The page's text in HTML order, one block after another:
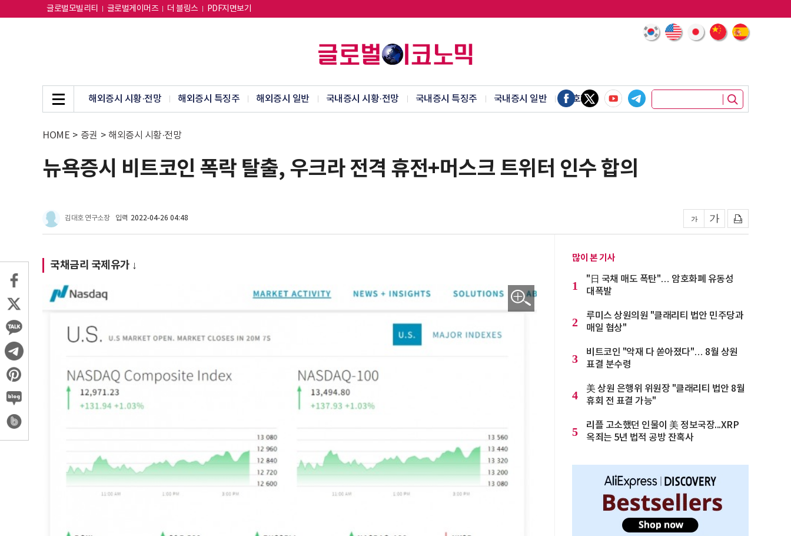
글로벌모빌리티 글로벌게이머즈 더 블링스 PDF지면보기
해외증시 시황·전망 해외증시 특징주 해외증시 일반 국내증시 시황·전망 국내증시 특징주 국내증시 일반 암호화폐
HOME > 증권 > 해외증시 시황·전망
뉴욕증시 비트코인 폭락 탈출, 우크라 전격 휴전+머스크 트위터 인수 합의
김대호 연구소장 입력 2022-04-26 04:48
국채금리 국제유가 ↓
많이 본 기사
1
"日 국채 매도 폭탄"… 암호화폐 유동성
대폭발
2
루미스 상원의원 "클래리티 법안 민주당과
매일 협상"
3
비트코인 "악재 다 쏟아졌다"… 8월 상원
표결 분수령
4
美 상원 은행위 위원장 "클래리티 법안 8월
휴회 전 표결 가능"
5
리플 고소했던 인물이 美 정보국장...XRP
옥죄는 5년 법적 공방 잔혹사